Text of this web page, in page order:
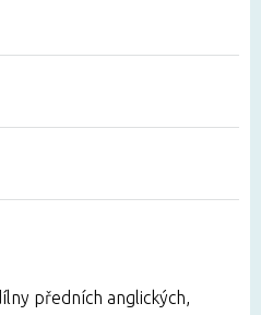
předních anglických,